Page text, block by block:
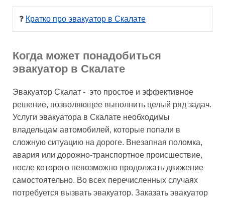
❓ Кратко про эвакуатор в Скалате
Когда может понадобиться
эвакуатор в Скалате
Эвакуатор Скалат - это простое и эффективное
решение, позволяющее выполнить целый ряд задач.
Услуги эвакуатора в Скалате необходимы
владельцам автомобилей, которые попали в
сложную ситуацию на дороге. Внезапная поломка,
авария или дорожно-транспортное происшествие,
после которого невозможно продолжать движение
самостоятельно. Во всех перечисленных случаях
потребуется вызвать эвакуатор. Заказать эвакуатор